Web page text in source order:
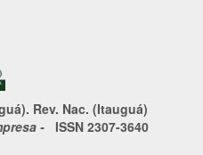
Rev. Nac. (Itauguá)
- ISSN 2307-3640